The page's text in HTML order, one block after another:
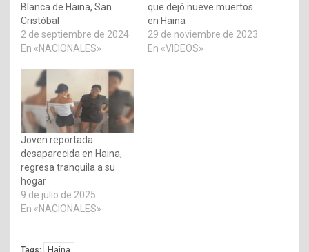
Blanca de Haina, San
Cristóbal
2 de septiembre de 2024
En «NACIONALES»
que dejó nueve muertos
en Haina
29 de noviembre de 2023
En «VIDEOS»
Joven reportada
desaparecida en Haina,
regresa tranquila a su
hogar
9 de julio de 2025
En «NACIONALES»
Haina